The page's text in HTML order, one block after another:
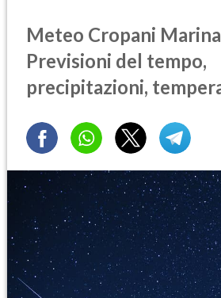
Meteo Cropani
Previsioni del tempo,
precipitazioni,